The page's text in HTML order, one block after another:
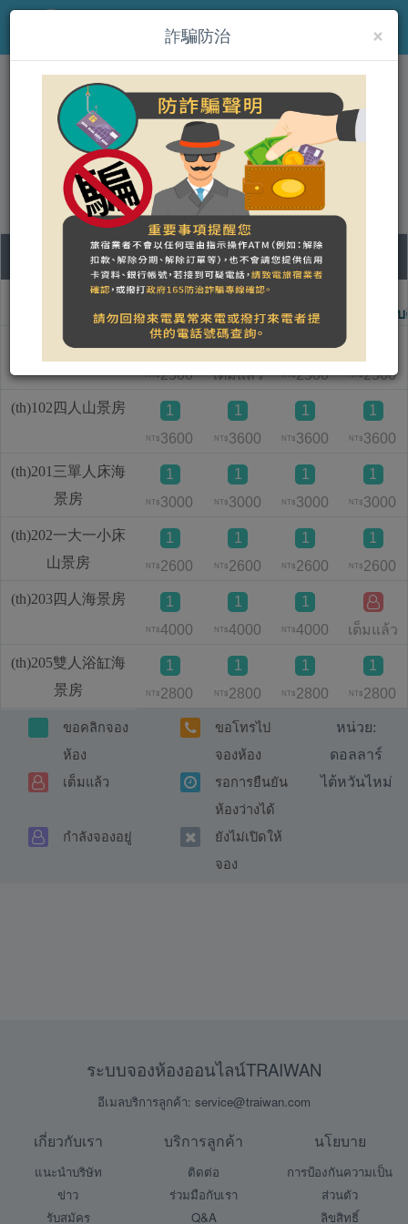
MENU
(th)鹿角海月
營登名稱：
合法民宿 花蓮縣1060156389號
(th)101雙人海景房
(th)102四人山景房
(th)201三單人床海
景房
(th)202一大一小床
山景房
(th)203四人海景房
(th)205雙人浴缸海
景房
10
วันจันทร์
11
วันอังคาร
วันพุธ
วันพฤหัส
1
NT$2500 เต็มแล้ว
1
NT$2500 NT$2500
1
NT$ 3600
1
NT$ 3600
1
NT$ 3600
1
NT$ 3600
1
NT$ 3000
1
NT$ 3000
1
NT$ 3000
1
NT$ 3000
1
NT$ 2600
1
NT$ 2600
1
NT$ 2600
1
NT$ 2600
1
NT$4000
1
NT$4000
1
NT$4000 เต็มแล้ว
1
NT$ 2800
1
NT$ 2800
1
NT$ 2800
1
NT$ 2800
ขอคลิกจอง
ห้อง
ขอโทรไป
จองห้อง
เต็มแล้ว
รอการยืนยัน
ห้องว่างได้
กำลังจองอยู่
ยังไม่เปิดให้
จอง
หน่วย:
ดอลลาร์
ไต้หวันไหม่
×
詐騙防治
ระบบจองห้องออนไลน์TRAIWAN
อีเมลบริการลูกค้า: service@traiwan.com
เกี่ยวกับเรา
แนะนำบริษัท
ข่าว
รับสมัคร
บริการลูกค้า
ติดต่อ
ร่วมมือกับเรา
Q&A
นโยบาย
การป้องกันความเป็น
ส่วนตัว
ลิขสิทธิ์